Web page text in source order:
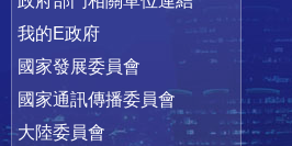
我的E政府
國家發展委員會
國家通訊傳播委員會
大陸委員會